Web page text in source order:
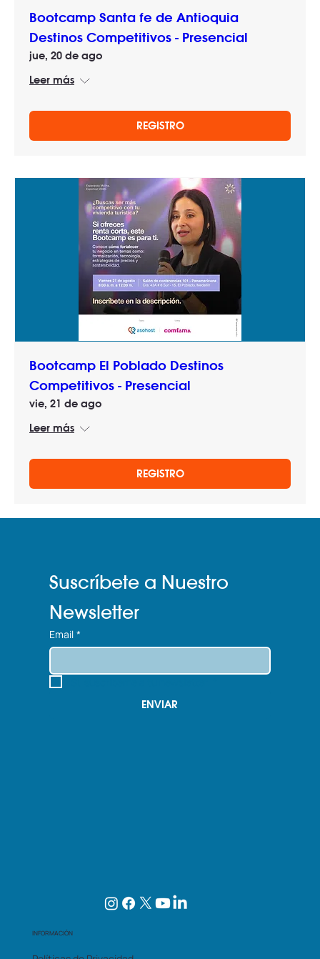
Bootcamp Santa fe de Antioquia
Destinos Competitivos - Presencial
jue, 20 de ago
Leer más
REGISTRO
Bootcamp El Poblado Destinos
Competitivos - Presencial
vie, 21 de ago
Leer más
REGISTRO
Suscríbete a Nuestro
Newsletter
Email *
ENVIAR
INFORMACIÓN